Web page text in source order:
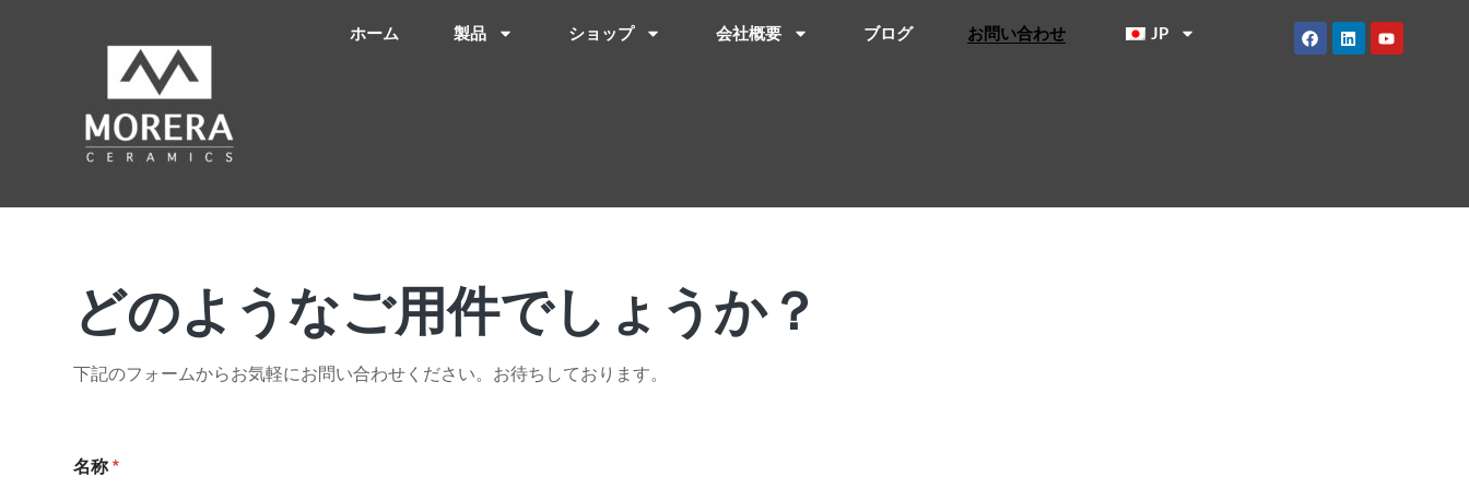
ホーム 製品 ショップ 会社概要 ブログ お問い合わせ JP
どのようなご用件でしょうか？
下記のフォームからお気軽にお問い合わせください。お待ちしております。
名称*